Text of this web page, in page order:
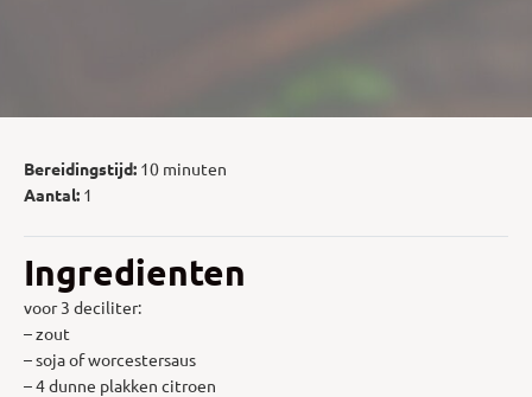
Bereidingstijd: 10 minuten
Aantal: 1
Ingredienten
voor 3 deciliter:
– zout
– soja of worcestersaus
– 4 dunne plakken citroen